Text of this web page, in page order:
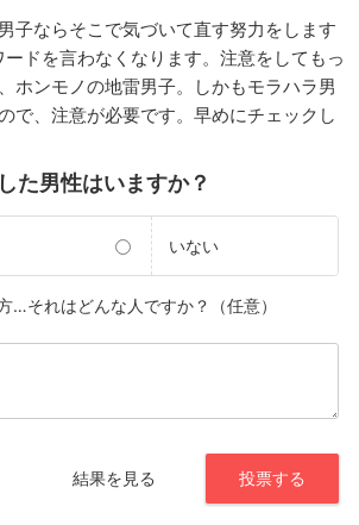
子ならそこで気づいて直す努力をします
ードを言わなくなります。注意をしてもっ
ホンモノの地雷男子。しかもモラハラ男
で、注意が必要です。早めにチェックし